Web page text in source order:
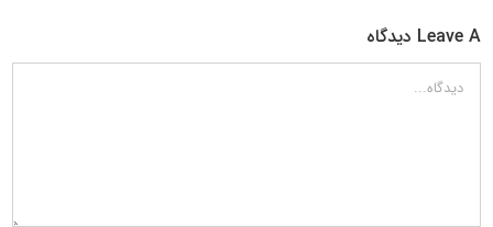
Leave A دیدگاه
دیدگاه